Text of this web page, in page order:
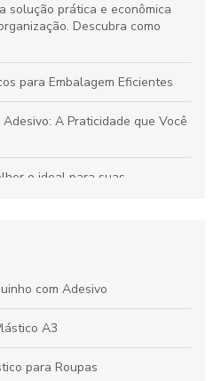
solução prática e econômica
Descubra como
para Embalagem Eficientes
A Praticidade que Você
o ideal para suas
Polipropileno no Dia a Dia
com Adesivo
A3
para Roupas